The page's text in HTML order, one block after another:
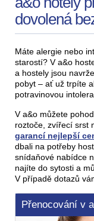
dovolená
Máte alergie nebo
starostí? V a&o
a hostely jsou
pobyt – ať už trpíte
potravinovou
V a&o můžete
roztoče, zvířecí srst
garancí nejlepší
dbali na potřeby
snídaňové nabídce
najíte do sytosti a
V případě dotazů
Přenocování v